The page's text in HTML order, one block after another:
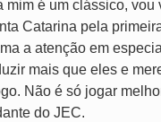
mim é um clássico, vou
Catarina pela
a atenção em
mais que eles e
Não é só jogar
do JEC.